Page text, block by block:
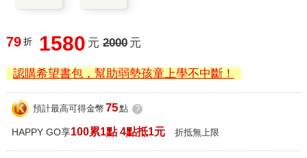
79 折 1580 元 2000 元
認購希望書包，幫助弱勢孩童上學不中斷！
預計最高可得金幣 75點 ?
HAPPY GO享100累1點 4點抵1元 折抵無上限